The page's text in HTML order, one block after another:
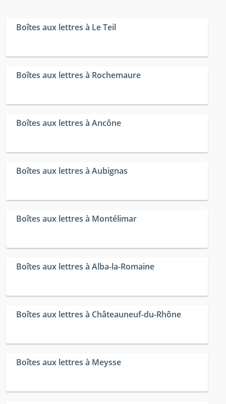
Boîtes aux lettres à Le Teil
Boîtes aux lettres à Rochemaure
Boîtes aux lettres à Ancône
Boîtes aux lettres à Aubignas
Boîtes aux lettres à Montélimar
Boîtes aux lettres à Alba-la-Romaine
Boîtes aux lettres à Châteauneuf-du-Rhône
Boîtes aux lettres à Meysse